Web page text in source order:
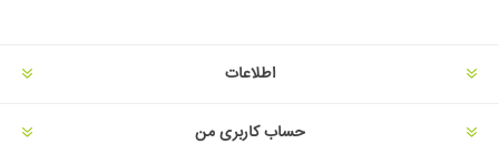
اطلاعات
حساب کاربری من